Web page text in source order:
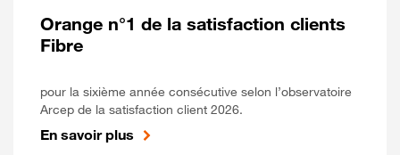
Orange n°1 de la satisfaction clients
Fibre
pour la sixième année consécutive selon l’observatoire
Arcep de la satisfaction client 2026.
En savoir plus